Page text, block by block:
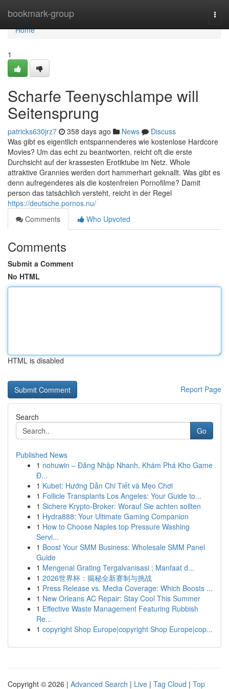
bookmark-group
Home
Home
1
Scharfe Teenyschlampe will
Seitensprung
patricks630jrz7 358 days ago News
Discuss
Was gibt es eigentlich entspannenderes wie kostenlose Hardcore
Movies? Um das echt zu beantworten, reicht oft die erste
Durchsicht auf der krassesten Erotiktube im Netz. Whole
attraktive Grannies werden dort hammerhart geknallt. Was gibt es
denn aufregenderes als die kostenfreien Pornofilme? Damit
person das tatsächlich versteht, reicht in der Regel
https://deutsche.pornos.nu/
Comments
Who Upvoted
Comments
Submit a Comment
No HTML
HTML is disabled
Report Page
Search
Go
Published News
1 nohuwin – Đăng Nhập Nhanh, Khám Phá Kho Game
Đ...
1 Kubet: Hướng Dẫn Chi Tiết và Mẹo Chơi
1 Follicle Transplants Los Angeles: Your Guide to...
1 Sichere Krypto-Broker: Worauf Sie achten sollten
1 Hydra888: Your Ultimate Gaming Companion
1 How to Choose Naples top Pressure Washing
Servi...
1 Boost Your SMM Business: Wholesale SMM Panel
Guide
1 Mengenal Grating Tergalvanisasi : Manfaat d...
1 2026世界杯：揭秘全新赛制与挑战
1 Press Release vs. Media Coverage: Which Boosts ...
1 New Orleans AC Repair: Stay Cool This Summer
1 Effective Waste Management Featuring Rubbish
Re...
1 copyright Shop Europe|copyright Shop Europe|cop...
Copyright © 2026 | Advanced Search | Live | Tag Cloud | Top